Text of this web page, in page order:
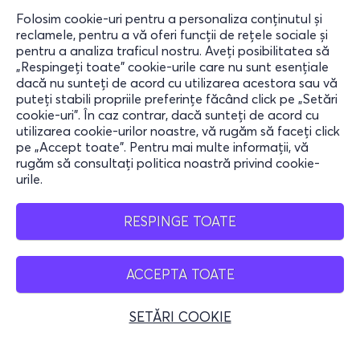
Folosim cookie-uri pentru a personaliza conținutul și
reclamele, pentru a vă oferi funcții de rețele sociale și
pentru a analiza traficul nostru. Aveți posibilitatea să
„Respingeți toate” cookie-urile care nu sunt esențiale
dacă nu sunteți de acord cu utilizarea acestora sau vă
puteți stabili propriile preferințe făcând click pe „Setări
cookie-uri”. În caz contrar, dacă sunteți de acord cu
utilizarea cookie-urilor noastre, vă rugăm să faceți click
pe „Accept toate”. Pentru mai multe informații, vă
rugăm să consultați politica noastră privind cookie-
urile.
RESPINGE TOATE
ACCEPTA TOATE
SETĂRI COOKIE